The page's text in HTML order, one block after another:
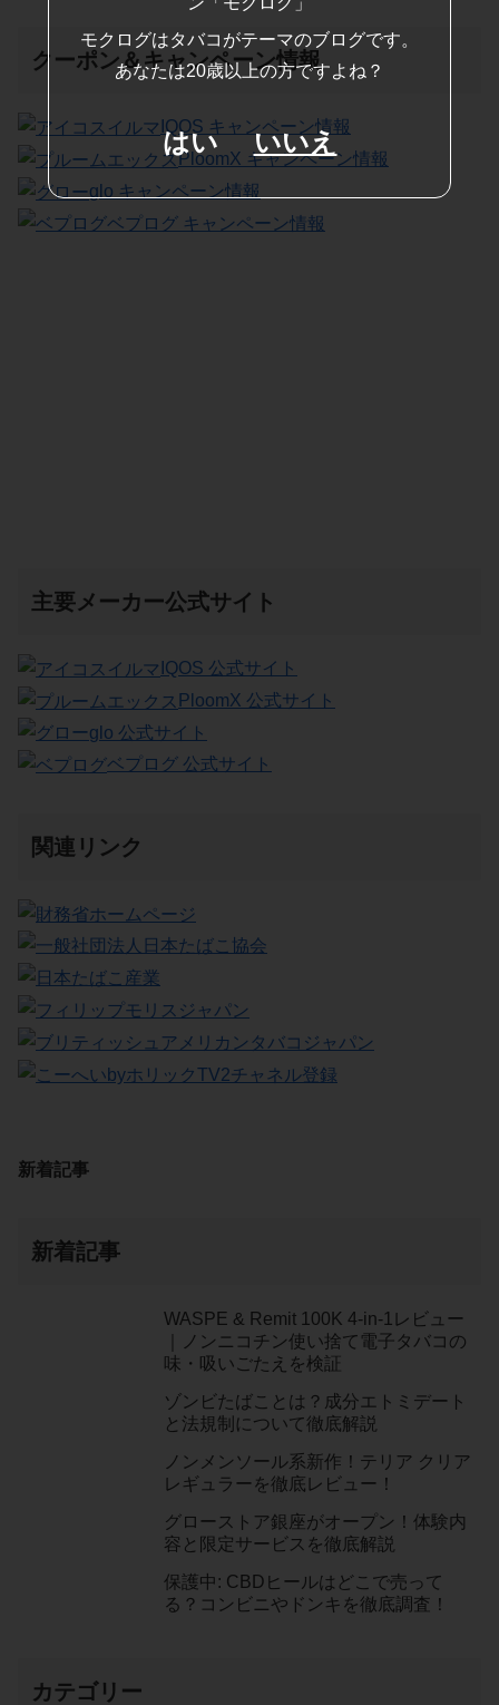
クーポン＆キャンペーン情報
IQOS キャンペーン情報
PloomX キャンペーン情報
glo キャンペーン情報
ベプログ キャンペーン情報
主要メーカー公式サイト
IQOS 公式サイト
PloomX 公式サイト
glo 公式サイト
ベプログ 公式サイト
関連リンク
新着記事
新着記事
WASPE & Remit 100K 4-in-1レビュー
｜ノンニコチン使い捨て電子タバコの
味・吸いごたえを検証
ゾンビたばことは？成分エトミデート
と法規制について徹底解説
ノンメンソール系新作！テリア クリア
レギュラーを徹底レビュー！
グローストア銀座がオープン！体験内
容と限定サービスを徹底解説
保護中: CBDヒールはどこで売って
る？コンビニやドンキを徹底調査！
カテゴリー
モクログはタバコがテーマのブログです。
あなたは20歳以上の方ですよね？
はい いいえ